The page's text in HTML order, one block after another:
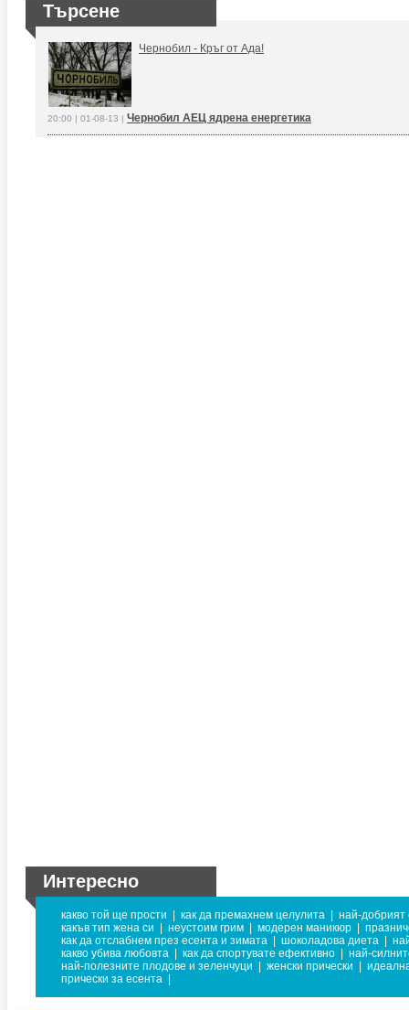
Търсене
Чернобил - Кръг от Ада!
20:00 | 01-08-13 | Чернобил АЕЦ ядрена енергетика
Интересно
какво той ще прости как да премахнем целулита
най-добрият
какъв тип жена си
неустоим грим модерен маникюр
как да отслабнем през есента и зимата
шоколадова диета
какво убива любовта
как да спортувате ефективно
най-
най-полезните плодове и зеленчуци
женски прически
прически за есента